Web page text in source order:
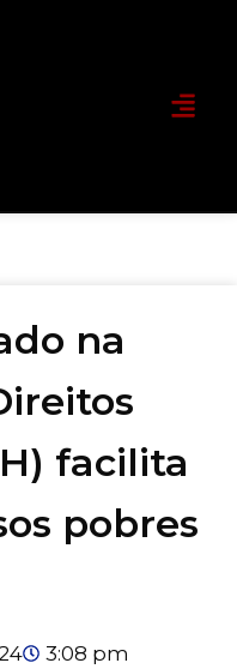
na
facilita
pobres
3:08 pm